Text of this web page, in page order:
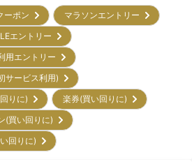
ーポン
マラソンエントリー
エントリー
用エントリー
サービス利用)
回りに)
楽券(買い回りに)
(買い回りに)
い回りに)